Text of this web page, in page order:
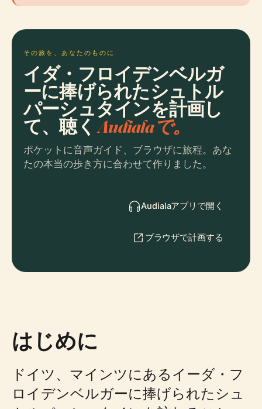
その旅を、あなたのものに
イダ・フロイデンベルガ
ーに捧げられたシュトル
パーシュタインを計画し
て、聴くAudialaで。
ポケットに音声ガイド、ブラウザに旅程。あな
たの本当の歩き方に合わせて作りました。
Audialaアプリで開く
ブラウザで計画する
はじめに
ドイツ、マインツにあるイーダ・フ
ロイデンベルガーに捧げられたシュ